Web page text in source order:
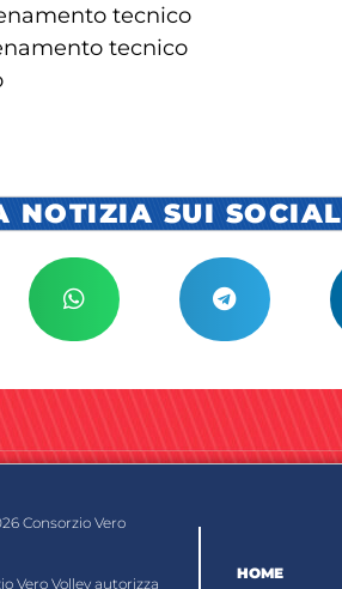
tecnico
tecnico
NOTIZIA SUI SOCIAL
Consorzio Vero
Vero Volley autorizza
HOME